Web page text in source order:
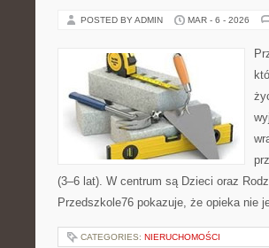
POSTED BY ADMIN MAR - 6 - 2026
(3–6 lat). W centrum są Dzieci oraz
Przedszkole76 pokazuje, że opieka nie
CATEGORIES: NIERUCHOMOŚCI